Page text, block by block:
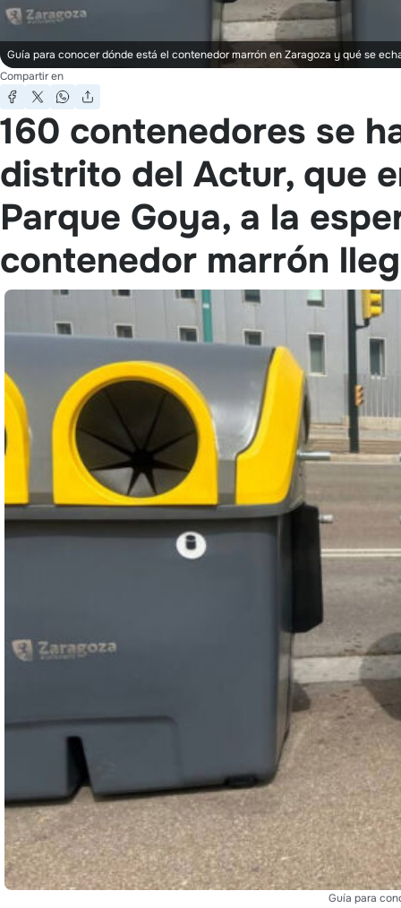
Guía para conocer dónde está el contenedor marrón en Zaragoza y qué se
Compartir en
160 contenedores se
distrito del Actur, que
Parque Goya, a la
contenedor marrón
Guía para